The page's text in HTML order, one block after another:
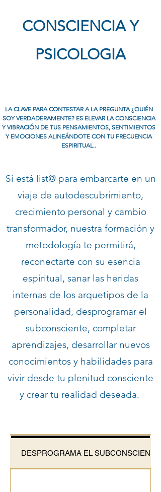
CONSCIENCIA Y
PSICOLOGIA
LA CLAVE PARA CONTESTAR A LA PREGUNTA ¿QUIÉN
SOY VERDADERAMENTE? ES ELEVAR LA CONSCIENCIA
Y VIBRACIÓN DE TUS PENSAMIENTOS, SENTIMIENTOS
Y EMOCIONES ALINEÁNDOTE CON TU FRECUENCIA
ESPIRITUAL..
Si está list@ para embarcarte en un
viaje de autodescubrimiento,
crecimiento personal y cambio
transformador, nuestra formación y
metodología te permitirá,
reconectarte con su esencia
espiritual, sanar las heridas
internas de los arquetipos de la
personalidad, desprogramar el
subconsciente, completar
aprendizajes, desarrollar nuevos
conocimientos y habilidades para
vivir desde tu plenitud consciente
y crear tu realidad deseada.
DESPROGRAMA EL SUBCONSCIENTE